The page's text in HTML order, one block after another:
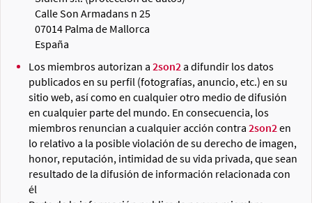
Calle Son Armadans n 25
07014 Palma de Mallorca
España
Los miembros autorizan a 2son2 a difundir los datos
publicados en su perfil (fotografías, anuncio, etc.) en su
sitio web, así como en cualquier otro medio de difusión
en cualquier parte del mundo. En consecuencia, los
miembros renuncian a cualquier acción contra 2son2 en
lo relativo a la posible violación de su derecho de imagen,
honor, reputación, intimidad de su vida privada, que sean
resultado de la difusión de información relacionada con
él